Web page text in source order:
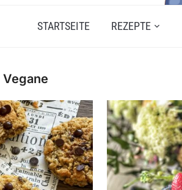
STARTSEITE REZEPTE
Vegane